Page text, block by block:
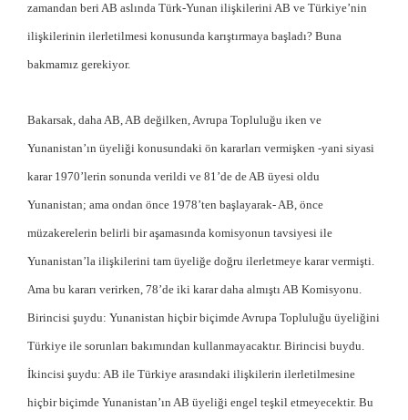
zamandan beri AB aslında Türk-Yunan ilişkilerini AB ve Türkiye’nin
ilişkilerinin ilerletilmesi konusunda karıştırmaya başladı? Buna
bakmamız gerekiyor.
Bakarsak, daha AB, AB değilken, Avrupa Topluluğu iken ve
Yunanistan’ın üyeliği konusundaki ön kararları vermişken -yani siyasi
karar 1970’lerin sonunda verildi ve 81’de de AB üyesi oldu
Yunanistan; ama ondan önce 1978’ten başlayarak- AB, önce
müzakerelerin belirli bir aşamasında komisyonun tavsiyesi ile
Yunanistan’la ilişkilerini tam üyeliğe doğru ilerletmeye karar vermişti.
Ama bu kararı verirken, 78’de iki karar daha almıştı AB Komisyonu.
Birincisi şuydu: Yunanistan hiçbir biçimde Avrupa Topluluğu üyeliğini
Türkiye ile sorunları bakımından kullanmayacaktır. Birincisi buydu.
İkincisi şuydu: AB ile Türkiye arasındaki ilişkilerin ilerletilmesine
hiçbir biçimde Yunanistan’ın AB üyeliği engel teşkil etmeyecektir. Bu